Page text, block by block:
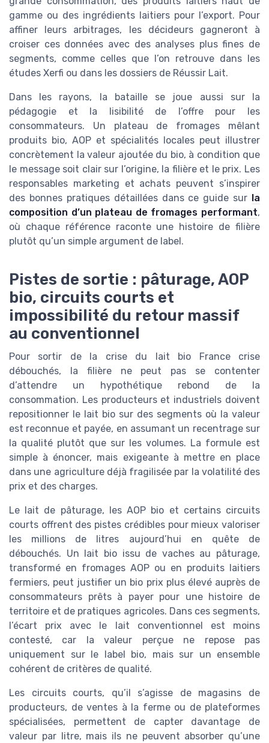
gamme ou des ingrédients laitiers pour l’export. Pour
affiner leurs arbitrages, les décideurs gagneront à
croiser ces données avec des analyses plus fines de
segments, comme celles que l’on retrouve dans les
études Xerfi ou dans les dossiers de Réussir Lait.
Dans les rayons, la bataille se joue aussi sur la
pédagogie et la lisibilité de l’offre pour les
consommateurs. Un plateau de fromages mêlant
produits bio, AOP et spécialités locales peut illustrer
concrètement la valeur ajoutée du bio, à condition que
le message soit clair sur l’origine, la filière et le prix. Les
responsables marketing et achats peuvent s’inspirer
des bonnes pratiques détaillées dans ce guide sur
la
composition d’un plateau de fromages performant,
où chaque référence raconte une histoire de filière
plutôt qu’un simple argument de label.
Pistes de sortie : pâturage, AOP
bio, circuits courts et
impossibilité du retour massif
au conventionnel
Pour sortir de la crise du lait bio France crise
débouchés, la filière ne peut pas se contenter
d’attendre un hypothétique rebond de la
consommation. Les producteurs et industriels doivent
repositionner le lait bio sur des segments où la valeur
est reconnue et payée, en assumant un recentrage sur
la qualité plutôt que sur les volumes. La formule est
simple à énoncer, mais exigeante à mettre en place
dans une agriculture déjà fragilisée par la volatilité des
prix et des charges.
Le lait de pâturage, les AOP bio et certains circuits
courts offrent des pistes crédibles pour mieux valoriser
les millions de litres aujourd’hui en quête de
débouchés. Un lait bio issu de vaches au pâturage,
transformé en fromages AOP ou en produits laitiers
fermiers, peut justifier un bio prix plus élevé auprès de
consommateurs prêts à payer pour une histoire de
territoire et de pratiques agricoles. Dans ces segments,
l’écart prix avec le lait conventionnel est moins
contesté, car la valeur perçue ne repose pas
uniquement sur le label bio, mais sur un ensemble
cohérent de critères de qualité.
Les circuits courts, qu’il s’agisse de magasins de
producteurs, de ventes à la ferme ou de plateformes
spécialisées, permettent de capter davantage de
valeur par litre, mais ils ne peuvent absorber qu’une